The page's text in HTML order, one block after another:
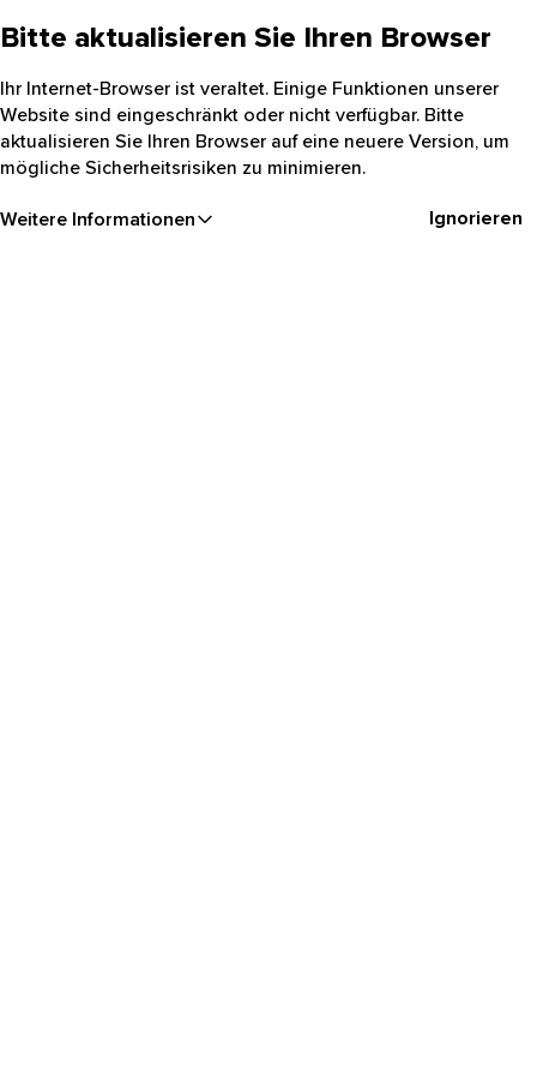
Bitte aktualisieren Sie Ihren Browser
Ihr Internet-Browser ist veraltet. Einige Funktionen unserer
Website sind eingeschränkt oder nicht verfügbar. Bitte
aktualisieren Sie Ihren Browser auf eine neuere Version, um
mögliche Sicherheitsrisiken zu minimieren.
Weitere Informationen Ignorieren